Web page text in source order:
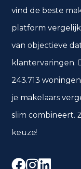
vind de beste
platform
van objectieve
klantervaringen.
243.713
je makelaars
slim combineert.
keuze!